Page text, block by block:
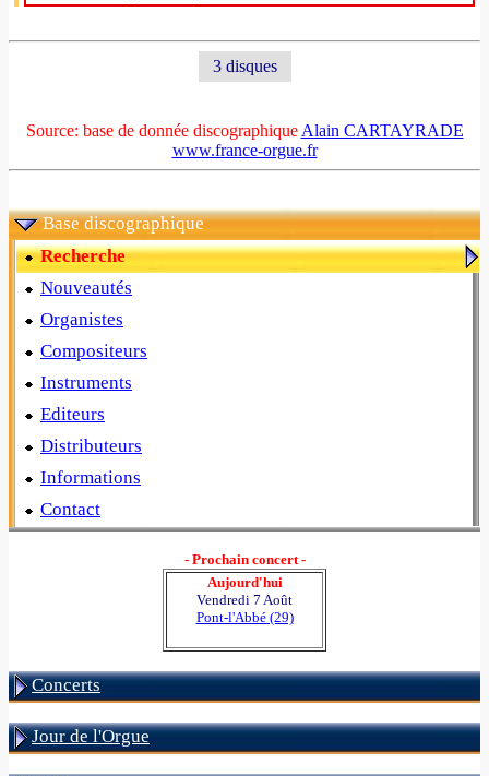
3 disques
Source: base de donnée discographique Alain CARTAYRADE
www.france-orgue.fr
Base discographique
Recherche
Nouveautés
Organistes
Compositeurs
Instruments
Editeurs
Distributeurs
Informations
Contact
- Prochain concert -
Aujourd'hui
Vendredi 7 Août
Pont-l'Abbé (29)
Concerts
Jour de l'Orgue